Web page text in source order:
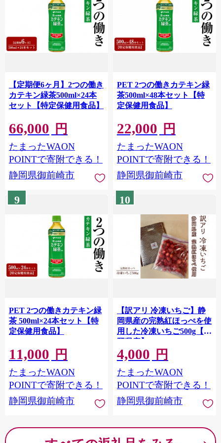
【定期便6ヶ月】2つの働き
カテキン緑茶500ml×24本
セット【特定保健用食品】
66,000 円
たまったWAON
POINTで寄附できる！
静岡県御前崎市
PET 2つの働きカテキン緑
茶500ml×48本セット【特
定保健用食品】
22,000 円
たまったWAON
POINTで寄附できる！
静岡県御前崎市
9
PET 2つの働きカテキン緑
茶 500ml×24本セット【特
定保健用食品】
11,000 円
たまったWAON
POINTで寄附できる！
静岡県御前崎市
10
【訳アリ 冷凍いちご】静
岡県産の完熟紅ほっぺを使
用した冷凍いちご500g【静
岡県産】
4,000 円
たまったWAON
POINTで寄附できる！
静岡県御前崎市